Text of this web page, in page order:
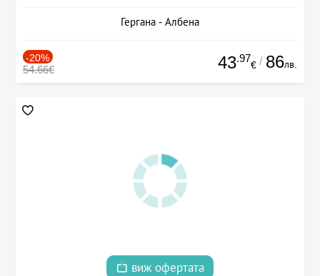
Гергана - Албена
-20%
54.66€ 43.97
€ / 86лв.
виж офертата